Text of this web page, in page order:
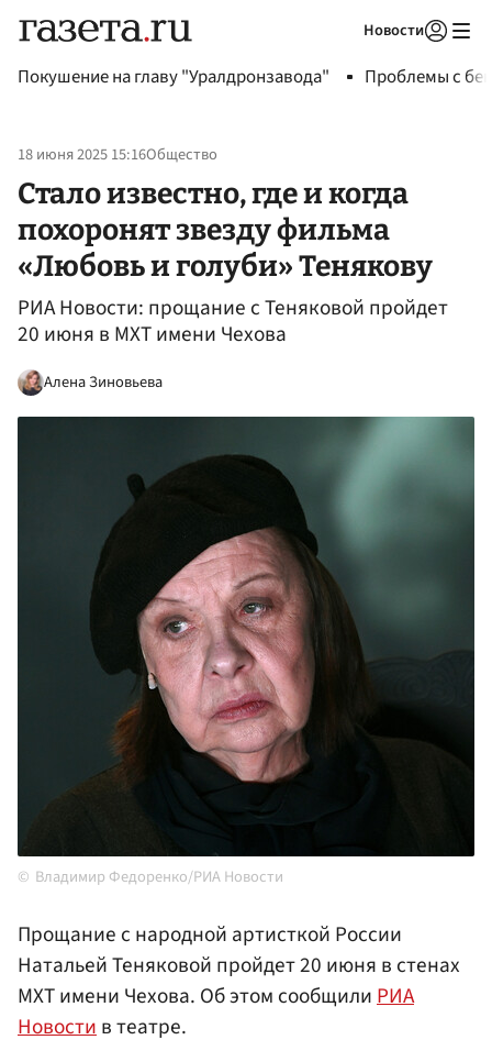
Новости
Покушение на главу "Уралдронзавода" Проблемы с
18 июня 2025 15:16Общество
Стало известно, где и когда
похоронят звезду фильма
«Любовь и голуби» Тенякову
РИА Новости: прощание с Теняковой пройдет
20 июня в МХТ имени Чехова
Алена Зиновьева
Владимир Федоренко/РИА Новости
Прощание с народной артисткой России
Натальей Теняковой пройдет 20 июня в стенах
МХТ имени Чехова. Об этом сообщилиРИА
Новостив театре.